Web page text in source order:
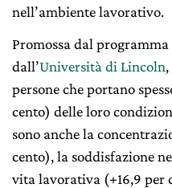
nell’ambiente lavorativo.
Promossa dal
dall’Università di Lincoln
persone che portano
cento) delle loro
sono anche la
cento), la soddisfazione
vita lavorativa (+16,9 per